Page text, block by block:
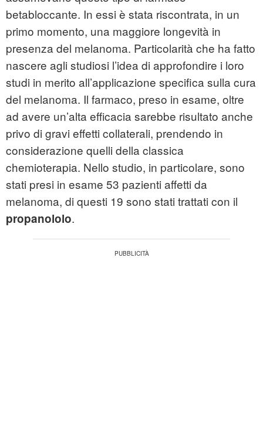
betabloccante. In essi è stata riscontrata, in un
primo momento, una maggiore longevità in
presenza del melanoma. Particolarità che ha fatto
nascere agli studiosi l’idea di approfondire i loro
studi in merito all’applicazione specifica sulla cura
del melanoma. Il farmaco, preso in esame, oltre
ad avere un’alta efficacia sarebbe risultato anche
privo di gravi effetti collaterali, prendendo in
considerazione quelli della classica
chemioterapia. Nello studio, in particolare, sono
stati presi in esame 53 pazienti affetti da
melanoma, di questi 19 sono stati trattati con il
propanololo.